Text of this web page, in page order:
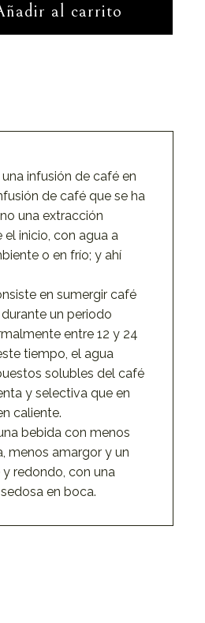
al carrito
infusión de café en
de café que se ha
una extracción
el inicio, con agua a
o en frío; y ahí
en sumergir café
un periodo
entre 12 y 24
tiempo, el agua
solubles del café
y selectiva que en
caliente.
bebida con menos
menos amargor y un
redondo, con una
en boca.